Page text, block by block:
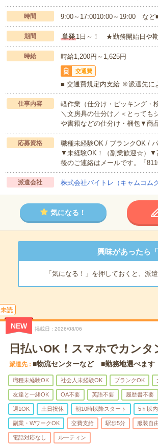
時間 9:00～17:0010:00～19:00 など
期間 単発1日～！ ★勤務開始日や
時給 時給1,200円～1,625円
交通費
■ 交通費規定内支給 ※派遣先に
仕事内容
軽作業（仕分け・ピッキング・
＼文房具の仕分け／＜とって
や書籍などの仕分け・梱包▼商
応募資格
職種未経験OK / ブランクOK /
▼未経験OK！（副業歓迎☆）▼
後のご連絡はメールです。「
派遣会社 株式会社バイトレ（キャムコム
気になる！
興味があったら
「気になる！」を押しておくと、派
未読
NEW 掲載日 2026/08/06
日払いOK！スマホでカン
派遣先 ■物流センターなど ■勤務地選べます
職種未経験OK 社会人未経験OK ブランクOK
友達と一緒OK OA不要 英語不要 履歴書不要
週1OK 土日祝休 朝10時以降スタート 5ｈ以
副業・WワークOK 交費支給 駅歩5分 服装自
電話対応なし ルーティン